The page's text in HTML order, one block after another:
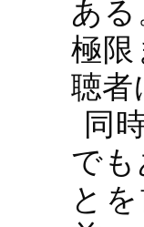
あ
極
聴者
同
で
と